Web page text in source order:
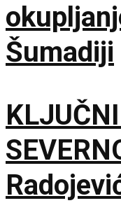
Šumadiji